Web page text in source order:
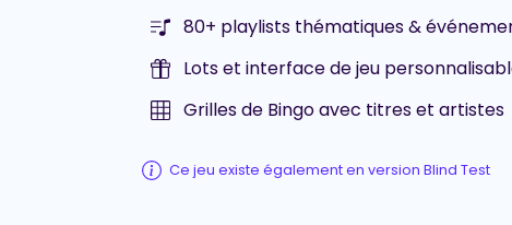
80+ playlists thématiques &
Lots et interface de jeu
Grilles de Bingo avec titres et artistes
Ce jeu existe également en version Blind Test